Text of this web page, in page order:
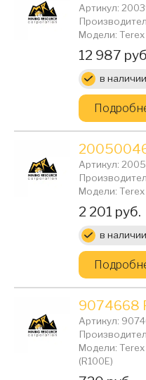
Артикул:
Модели: Terex
Цена:
12 987
в наличии
Артикул:
Модели: Terex
Цена:
2 201 руб.
в наличии
9074668
Артикул:
Модели: Terex
(R100E)